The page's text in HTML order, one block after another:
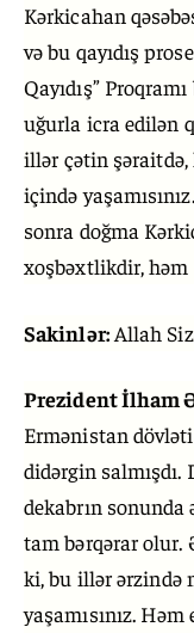
Kərkicahan
və bu qayıdış
Qayıdış”
uğurla icra edilən
illər çətin
içində
sonra doğma
xoşbəxtlikdir, həm
Sakinlər:Allah
Prezident İlham
Ermənistan dövləti
didərgin
dekabrın sonunda
tam bərqərar olur.
ki, bu illər ərzində
yaşamısınız.